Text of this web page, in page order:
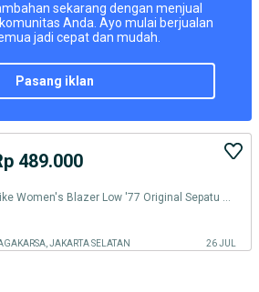
sekarang dengan menjual
Anda. Ayo mulai berjualan
jadi cepat dan mudah.
pasang iklan
489.000
JAKARTA SELATAN 26 JUL